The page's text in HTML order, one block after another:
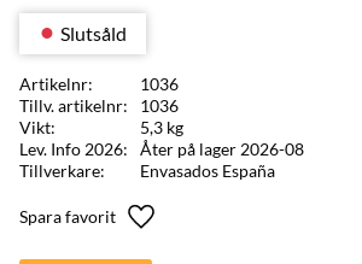
Lägg till i favoriter
Slutsåld
Artikelnr
1036
Tillv. artikelnr
1036
Vikt
5,3 kg
Lev. Info 2026
Åter på lager 2026-08
Tillverkare
Envasados España